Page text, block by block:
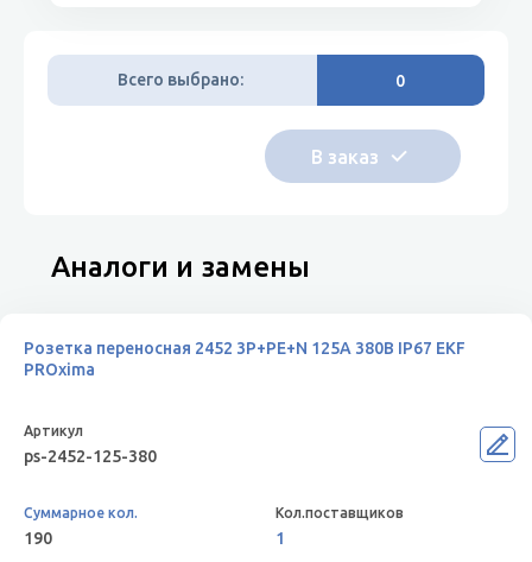
Всего выбрано: 0
Аналоги и замены
Розетка переносная 2452 3Р+РЕ+N 125А 380В IP67 EKF
PROxima
ps-2452-125-380
190 1